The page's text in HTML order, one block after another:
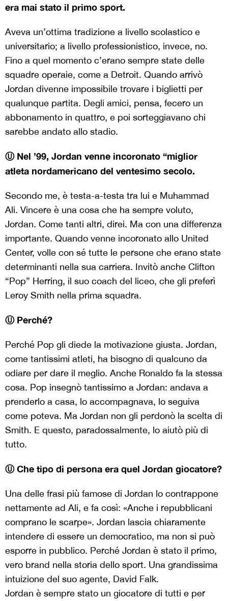
era mai stato il primo sport.
Aveva un’ottima tradizione a livello scolastico e
universitario; a livello professionistico, invece, no.
Fino a quel momento c’erano sempre state delle
squadre operaie, come a Detroit. Quando arrivò
Jordan divenne impossibile trovare i biglietti per
qualunque partita. Degli amici, pensa, fecero un
abbonamento in quattro, e poi sorteggiavano chi
sarebbe andato allo stadio.
Ⓤ Nel ’99, Jordan venne incoronato “miglior
atleta nordamericano del ventesimo secolo.
Secondo me, è testa-a-testa tra lui e Muhammad
Ali. Vincere è una cosa che ha sempre voluto,
Jordan. Come tanti altri, direi. Ma con una differenza
importante. Quando venne incoronato allo United
Center, volle con sé tutte le persone che erano state
determinanti nella sua carriera. Invitò anche Clifton
“Pop” Herring, il suo coach del liceo, che gli preferì
Leroy Smith nella prima squadra.
Ⓤ Perché?
Perché Pop gli diede la motivazione giusta. Jordan,
come tantissimi atleti, ha bisogno di qualcuno da
odiare per dare il meglio. Anche Ronaldo fa la stessa
cosa. Pop insegnò tantissimo a Jordan: andava a
prenderlo a casa, lo accompagnava, lo seguiva
come poteva. Ma Jordan non gli perdonò la scelta di
Smith. E questo, paradossalmente, lo aiutò più di
tutto.
Ⓤ Che tipo di persona era quel Jordan giocatore?
Una delle frasi più famose di Jordan lo contrappone
nettamente ad Ali, e fa così: «Anche i repubblicani
comprano le scarpe». Jordan lascia chiaramente
intendere di essere un democratico, ma non si può
esporre in pubblico. Perché Jordan è stato il primo,
vero brand nella storia dello sport. Una grandissima
intuizione del suo agente, David Falk.
Jordan è sempre stato un giocatore di tutti e per